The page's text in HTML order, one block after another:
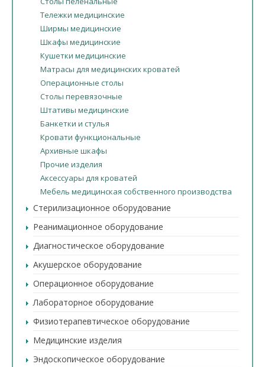
Тележки медицинские
Ширмы медицинские
Шкафы медицинские
Кушетки медицинские
Матрасы для медицинских кроватей
Операционные столы
Столы перевязочные
Штативы медицинские
Банкетки и стулья
Кровати функциональные
Архивные шкафы
Прочие изделия
Аксессуары для кроватей
Мебель медицинская собственного производства
Стерилизационное оборудование
Реанимационное оборудование
Диагностическое оборудование
Акушерское оборудование
Операционное оборудование
Лабораторное оборудование
Физиотерапевтическое оборудование
Медицинские изделия
Эндоскопическое оборудование